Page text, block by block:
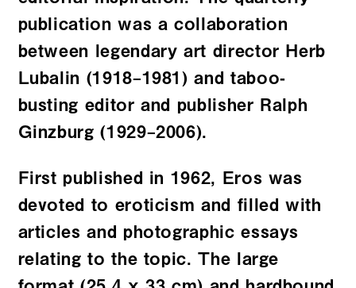
publication was a collaboration
between legendary art director Herb
Lubalin (1918–1981) and taboo-
busting editor and publisher Ralph
Ginzburg (1929–2006).
First published in 1962, Eros was
devoted to eroticism and filled with
articles and photographic essays
relating to the topic. The large